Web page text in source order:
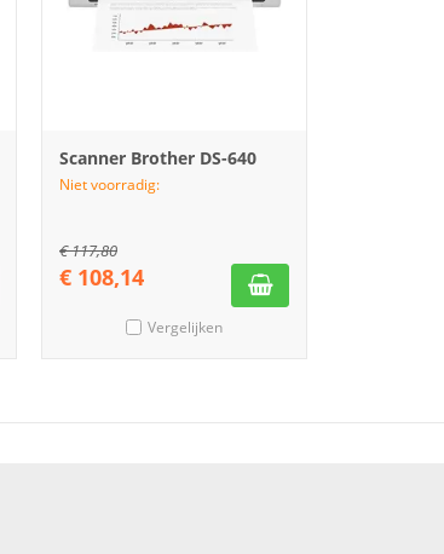
Scanner Brother DS-640
Niet voorradig:
€117,80
€ 108,14
Vergelijken